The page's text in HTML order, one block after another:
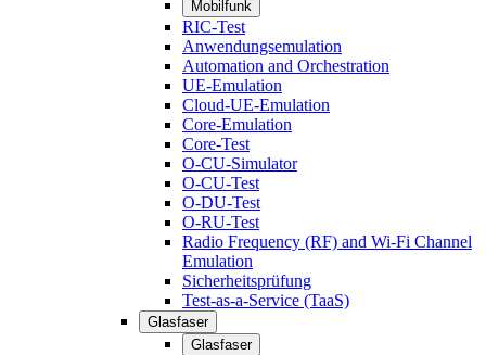
Mobilfunk
RIC-Test
Anwendungsemulation
Automation and Orchestration
UE-Emulation
Cloud-UE-Emulation
Core-Emulation
Core-Test
O-CU-Simulator
O-CU-Test
O-DU-Test
O-RU-Test
Radio Frequency (RF) and Wi-Fi Channel
Emulation
Sicherheitsprüfung
Test-as-a-Service (TaaS)
Glasfaser
Glasfaser